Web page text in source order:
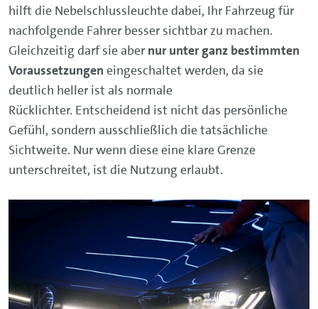
hilft die Nebelschlussleuchte dabei, Ihr Fahrzeug für
nachfolgende Fahrer besser sichtbar zu machen.
Gleichzeitig darf sie aber nur unter ganz bestimmten
Voraussetzungen eingeschaltet werden, da sie
deutlich heller ist als normale
Rücklichter. Entscheidend ist nicht das persönliche
Gefühl, sondern ausschließlich die tatsächliche
Sichtweite. Nur wenn diese eine klare Grenze
unterschreitet, ist die Nutzung erlaubt.